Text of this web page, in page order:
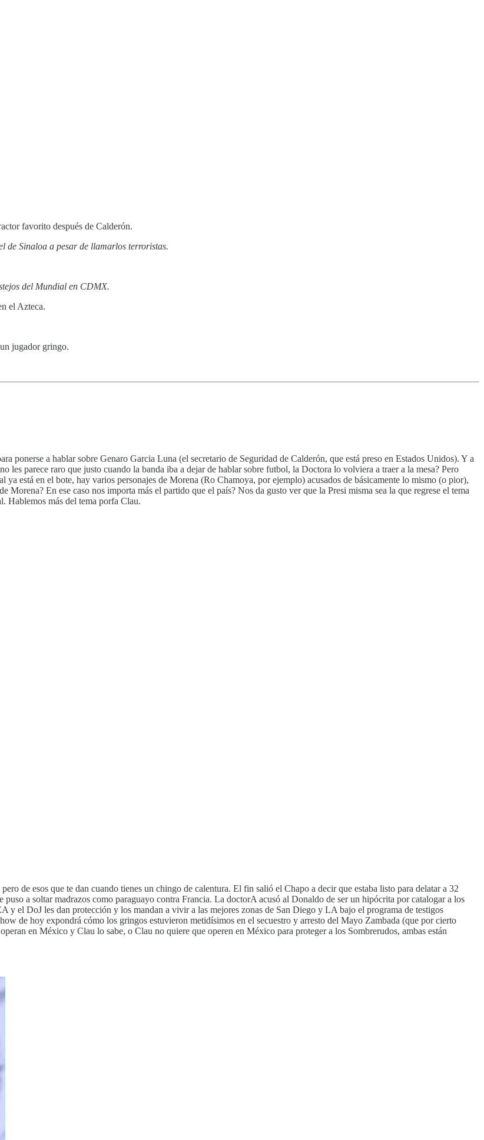
favorito después de Calderón.
de Sinaloa a pesar de llamarlos terroristas.
del Mundial en CDMX.
el Azteca.
jugador gringo.
ponerse a hablar sobre Genaro Garcia Luna (el secretario de Seguridad de Calderón, que está preso en Estados Unidos). Y a
parece raro que justo cuando la banda iba a dejar de hablar sobre futbol, la Doctora lo volviera a traer a la mesa? Pero
ya está en el bote, hay varios personajes de Morena (Ro Chamoya, por ejemplo) acusados de básicamente lo mismo (o pior),
En ese caso nos importa más el partido que el país? Nos da gusto ver que la Presi misma sea la que regrese el tema
Hablemos más del tema porfa Clau.
de esos que te dan cuando tienes un chingo de calentura. El fin salió el Chapo a decir que estaba listo para delatar a 32
puso a soltar madrazos como paraguayo contra Francia. La doctorA acusó al Donaldo de ser un hipócrita por catalogar a los
y el DoJ les dan protección y los mandan a vivir a las mejores zonas de San Diego y LA bajo el programa de testigos
de hoy expondrá cómo los gringos estuvieron metidísimos en el secuestro y arresto del Mayo Zambada (que por cierto
en México y Clau lo sabe, o Clau no quiere que operen en México para proteger a los Sombrerudos, ambas están